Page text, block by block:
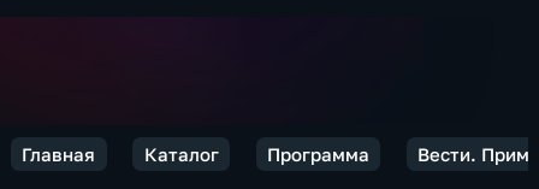
Главная Каталог Программа Вести.